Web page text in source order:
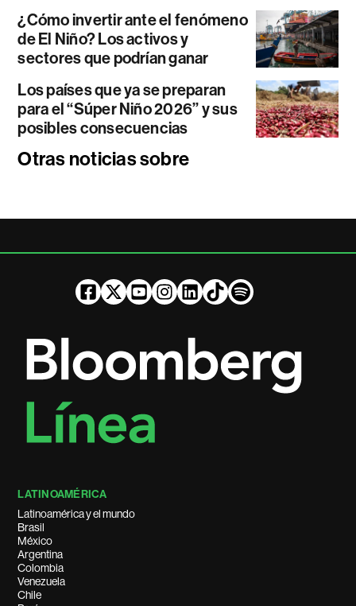
¿Cómo invertir ante el fenómeno
de El Niño? Los activos y
sectores que podrían ganar
Los países que ya se preparan
para el “Súper Niño 2026” y sus
posibles consecuencias
Otras noticias sobre
LATINOAMÉRICA
Latinoamérica y el mundo
Brasil
México
Argentina
Colombia
Venezuela
Chile